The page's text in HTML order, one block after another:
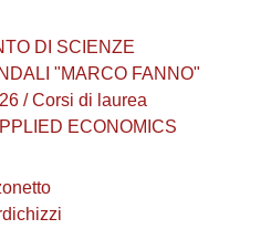
DI SCIENZE
"MARCO FANNO"
/ Corsi di laurea
ECONOMICS